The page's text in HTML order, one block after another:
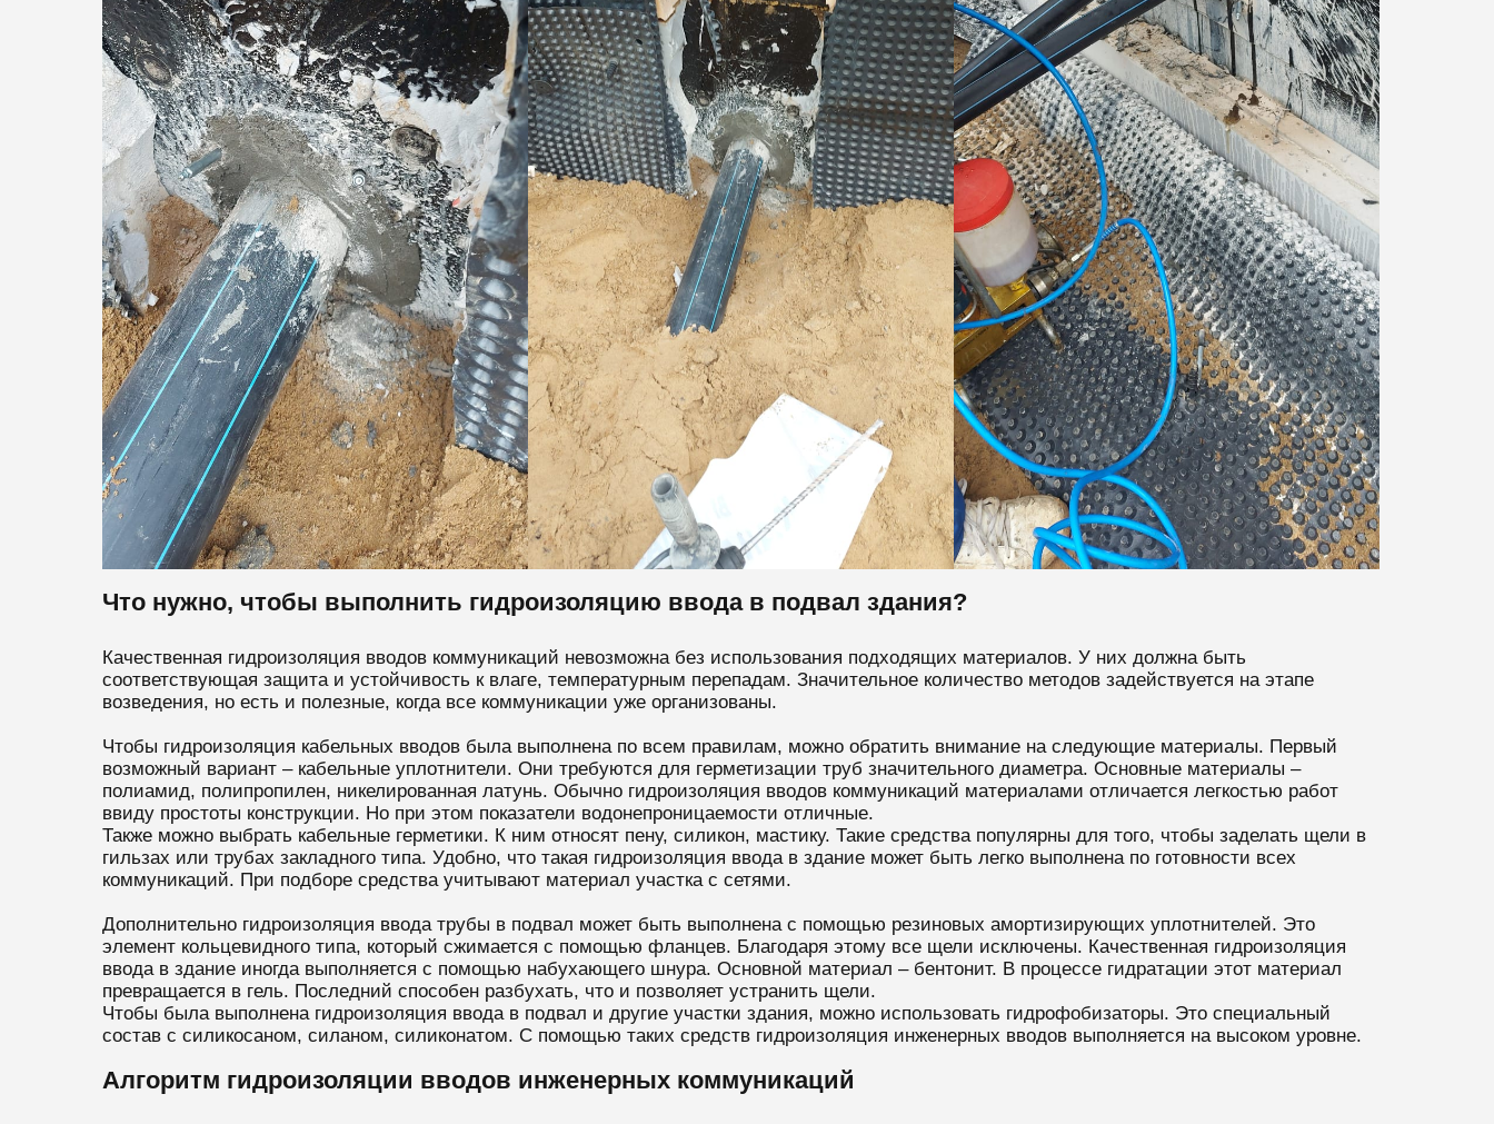
Что нужно, чтобы выполнить гидроизоляцию ввода в подвал здания?
Качественная гидроизоляция вводов коммуникаций невозможна без использования подходящих материалов. У них должна быть
соответствующая защита и устойчивость к влаге, температурным перепадам. Значительное количество методов задействуется на этапе
возведения, но есть и полезные, когда все коммуникации уже организованы.
Чтобы гидроизоляция кабельных вводов была выполнена по всем правилам, можно обратить внимание на следующие материалы. Первый
возможный вариант – кабельные уплотнители. Они требуются для герметизации труб значительного диаметра. Основные материалы –
полиамид, полипропилен, никелированная латунь. Обычно гидроизоляция вводов коммуникаций материалами отличается легкостью работ
ввиду простоты конструкции. Но при этом показатели водонепроницаемости отличные.
Также можно выбрать кабельные герметики. К ним относят пену, силикон, мастику. Такие средства популярны для того, чтобы заделать щели в
гильзах или трубах закладного типа. Удобно, что такая гидроизоляция ввода в здание может быть легко выполнена по готовности всех
коммуникаций. При подборе средства учитывают материал участка с сетями.
Дополнительно гидроизоляция ввода трубы в подвал может быть выполнена с помощью резиновых амортизирующих уплотнителей. Это
элемент кольцевидного типа, который сжимается с помощью фланцев. Благодаря этому все щели исключены. Качественная гидроизоляция
ввода в здание иногда выполняется с помощью набухающего шнура. Основной материал – бентонит. В процессе гидратации этот материал
превращается в гель. Последний способен разбухать, что и позволяет устранить щели.
Чтобы была выполнена гидроизоляция ввода в подвал и другие участки здания, можно использовать гидрофобизаторы. Это специальный
состав с силикосаном, силаном, силиконатом. С помощью таких средств гидроизоляция инженерных вводов выполняется на высоком уровне.
Алгоритм гидроизоляции вводов инженерных коммуникаций